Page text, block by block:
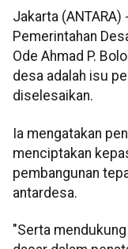
Jakarta
Pemerintahan
Ode Ahmad P.
desa adalah isu
diselesaikan.
Ia mengatakan
menciptakan
pembangunan
antardesa.
"Serta